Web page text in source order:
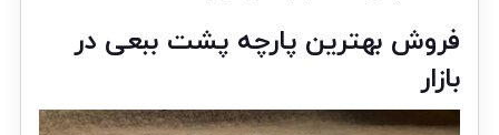
فروش بهترین پارچه پشت ببعی در
بازار